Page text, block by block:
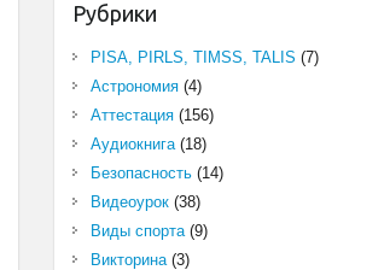
Рубрики
PISA, PIRLS, TIMSS, TALIS (7)
Астрономия(4)
Аттестация(156)
Аудиокнига(18)
Безопасность(14)
Видеоурок(38)
Виды спорта(9)
Викторина(3)